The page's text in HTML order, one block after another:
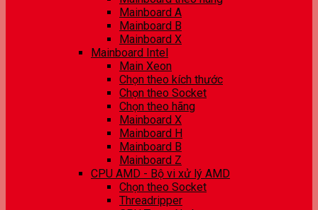
Mainboard A
Mainboard B
Mainboard X
Mainboard Intel
Main Xeon
Chọn theo kích thước
Chọn theo Socket
Chọn theo hãng
Mainboard X
Mainboard H
Mainboard B
Mainboard Z
CPU AMD - Bộ vi xử lý AMD
Chọn theo Socket
Threadripper